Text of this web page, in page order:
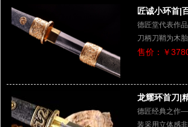
匠诚小环首|
德匠堂代表作
刀柄刀鞘为木
售价：￥
龙耀环首刀|
德匠经典之作—
装采用立体感